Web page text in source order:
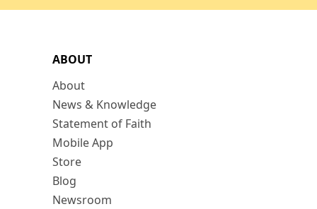
ABOUT
About
News & Knowledge
Statement of Faith
Mobile App
Store
Blog
Newsroom